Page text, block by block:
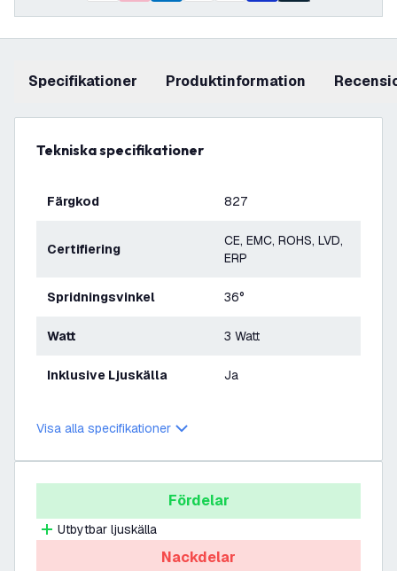
Specifikationer produktinformation
Tekniska specifikationer
Färgkod 827
Certifiering
CE, EMC, ROHS, LVD,
ERP
Spridningsvinkel 36°
Watt 3 Watt
Inklusive Ljuskälla Ja
Visa alla specifikationer
Fördelar
Utbytbar ljuskälla
Nackdelar